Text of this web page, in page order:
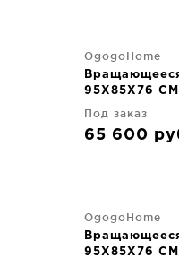
OgogoHome
95X85X76 CM
Под заказ
65 600
OgogoHome
95X85X76 CM